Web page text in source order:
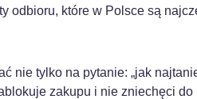
odbioru, które w Polsce są
nie tylko na pytanie: „jak
zakupu i nie zniechęci do